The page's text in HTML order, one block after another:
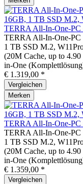
TERRA All-In-One-PC
TERRA All-In-One-PC
1 TB SSD M.2,
(20M Cache, up to
in-One
€ 1.319,00 *
Vergleichen
Merken
TERRA All-In-One-PC
TERRA All-In-One-PC
1 TB SSD M.2,
(20M Cache, up to
in-One
€ 1.359,00 *
Vergleichen